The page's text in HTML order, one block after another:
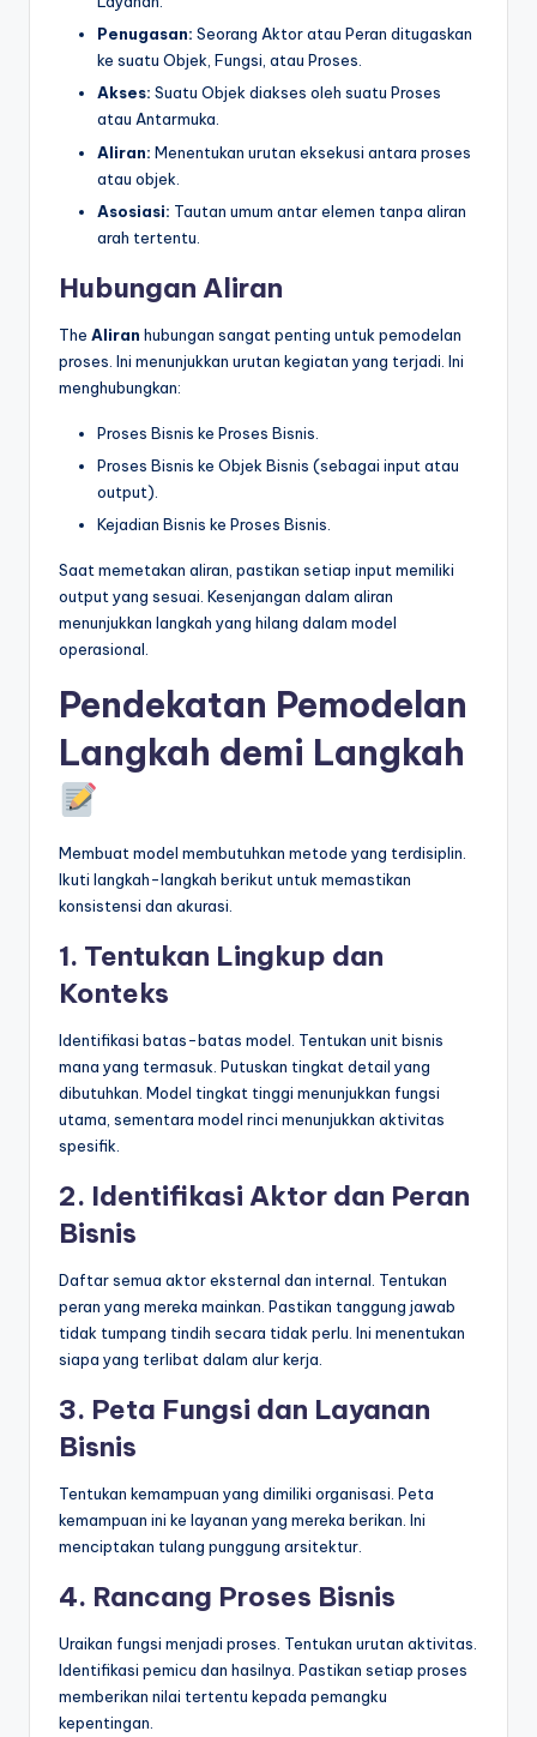
Penugasan: Seorang Aktor atau Peran ditugaskan
ke suatu Objek, Fungsi, atau Proses.
Akses: Suatu Objek diakses oleh suatu Proses
atau Antarmuka.
Aliran: Menentukan urutan eksekusi antara proses
atau objek.
Asosiasi: Tautan umum antar elemen tanpa aliran
arah tertentu.
Hubungan Aliran
The Aliran hubungan sangat penting untuk pemodelan
proses. Ini menunjukkan urutan kegiatan yang terjadi. Ini
menghubungkan:
Proses Bisnis ke Proses Bisnis.
Proses Bisnis ke Objek Bisnis (sebagai input atau
output).
Kejadian Bisnis ke Proses Bisnis.
Saat memetakan aliran, pastikan setiap input memiliki
output yang sesuai. Kesenjangan dalam aliran
menunjukkan langkah yang hilang dalam model
operasional.
Pendekatan Pemodelan
Langkah demi Langkah
Membuat model membutuhkan metode yang terdisiplin.
Ikuti langkah-langkah berikut untuk memastikan
konsistensi dan akurasi.
1. Tentukan Lingkup dan
Konteks
Identifikasi batas-batas model. Tentukan unit bisnis
mana yang termasuk. Putuskan tingkat detail yang
dibutuhkan. Model tingkat tinggi menunjukkan fungsi
utama, sementara model rinci menunjukkan aktivitas
spesifik.
2. Identifikasi Aktor dan Peran
Bisnis
Daftar semua aktor eksternal dan internal. Tentukan
peran yang mereka mainkan. Pastikan tanggung jawab
tidak tumpang tindih secara tidak perlu. Ini menentukan
siapa yang terlibat dalam alur kerja.
3. Peta Fungsi dan Layanan
Bisnis
Tentukan kemampuan yang dimiliki organisasi. Peta
kemampuan ini ke layanan yang mereka berikan. Ini
menciptakan tulang punggung arsitektur.
4. Rancang Proses Bisnis
Uraikan fungsi menjadi proses. Tentukan urutan aktivitas.
Identifikasi pemicu dan hasilnya. Pastikan setiap proses
memberikan nilai tertentu kepada pemangku
kepentingan.